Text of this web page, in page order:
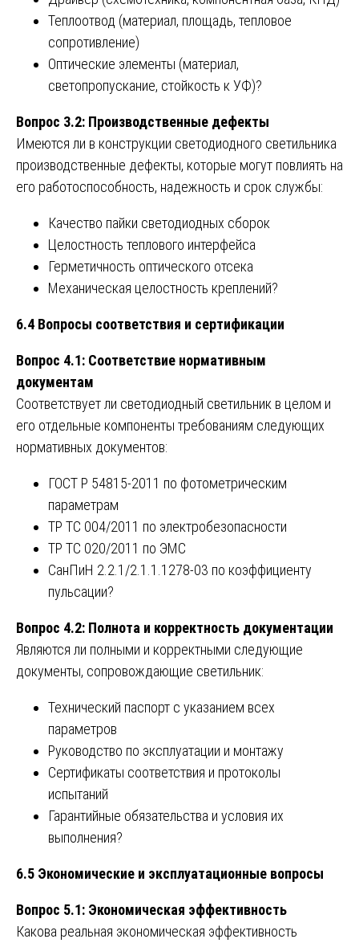
Теплоотвод (материал, площадь, тепловое
сопротивление)
Оптические элементы (материал,
светопропускание, стойкость к УФ)?
Вопрос 3.2: Производственные дефекты
Имеются ли в конструкции светодиодного светильника
производственные дефекты, которые могут повлиять на
его работоспособность, надежность и срок службы:
Качество пайки светодиодных сборок
Целостность теплового интерфейса
Герметичность оптического отсека
Механическая целостность креплений?
6.4 Вопросы соответствия и сертификации
Вопрос 4.1: Соответствие нормативным
документам
Соответствует ли светодиодный светильник в целом и
его отдельные компоненты требованиям следующих
нормативных документов:
ГОСТ Р 54815-2011 по фотометрическим
параметрам
ТР ТС 004/2011 по электробезопасности
ТР ТС 020/2011 по ЭМС
СанПиН 2.2.1/2.1.1.1278-03 по коэффициенту
пульсации?
Вопрос 4.2: Полнота и корректность документации
Являются ли полными и корректными следующие
документы, сопровождающие светильник:
Технический паспорт с указанием всех
параметров
Руководство по эксплуатации и монтажу
Сертификаты соответствия и протоколы
испытаний
Гарантийные обязательства и условия их
выполнения?
6.5 Экономические и эксплуатационные вопросы
Вопрос 5.1: Экономическая эффективность
Какова реальная экономическая эффективность